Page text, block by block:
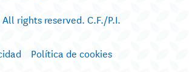
rights reserved. C.F./P.I.
Política de cookies